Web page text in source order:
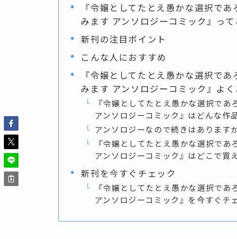
『令嬢としてたとえ愚かな選択で
みます アンソロジーコミック』って
新刊の注目ポイント
こんな人におすすめ
『令嬢としてたとえ愚かな選択で
みます アンソロジーコミック』よ
『令嬢としてたとえ愚かな選択で
アンソロジーコミック』はどんな作
アンソロジーなので続きはあります
『令嬢としてたとえ愚かな選択で
アンソロジーコミック』はどこで買
新刊を今すぐチェック
『令嬢としてたとえ愚かな選択で
アンソロジーコミック』を今すぐチ